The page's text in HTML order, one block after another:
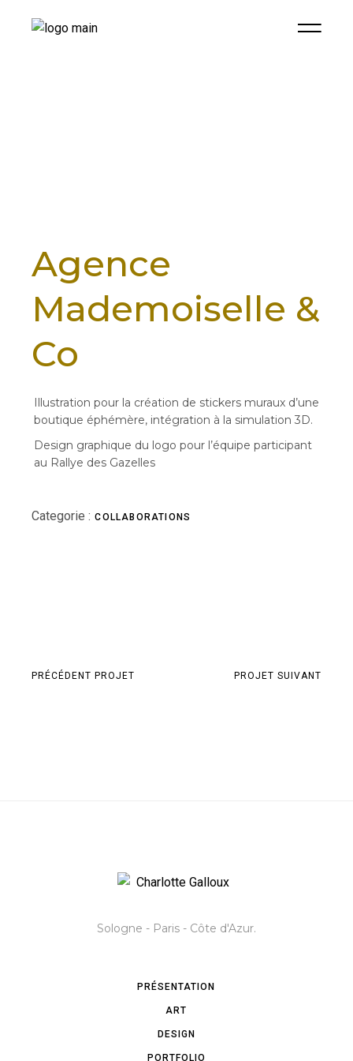
Agence
Mademoiselle &
Co
Illustration pour la création de stickers muraux d’une
boutique éphémère, intégration à la simulation 3D.
Design graphique du logo pour l’équipe participant
au Rallye des Gazelles
Categorie : COLLABORATIONS
PRÉCÉDENT PROJET PROJET SUIVANT
PRÉSENTATION
ART
DESIGN
PORTFOLIO
Sologne - Paris - Côte d'Azur.